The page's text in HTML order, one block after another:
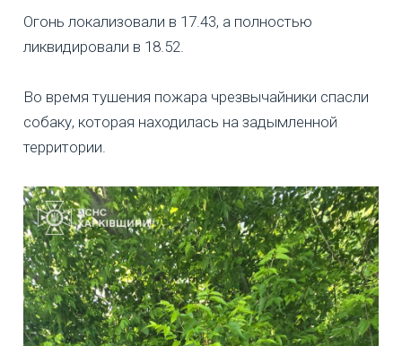
Огонь локализовали в 17.43, а полностью
ликвидировали в 18.52.
Во время тушения пожара чрезвычайники спасли
собаку, которая находилась на задымленной
территории.